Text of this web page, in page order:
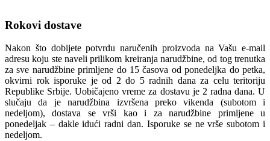
Rokovi dostave
Nakon što dobijete potvrdu naručenih proizvoda na Vašu e-mail
adresu koju ste naveli prilikom kreiranja narudžbine, od tog trenutka
za sve narudžbine primljene do 15 časova od ponedeljka do petka,
okvirni rok isporuke je od 2 do 5 radnih dana za celu teritoriju
Republike Srbije. Uobičajeno vreme za dostavu je 2 radna dana. U
slučaju da je narudžbina izvršena preko vikenda (subotom i
nedeljom), dostava se vrši kao i za narudžbine primljene u
ponedeljak – dakle idući radni dan. Isporuke se ne vrše subotom i
nedeljom.